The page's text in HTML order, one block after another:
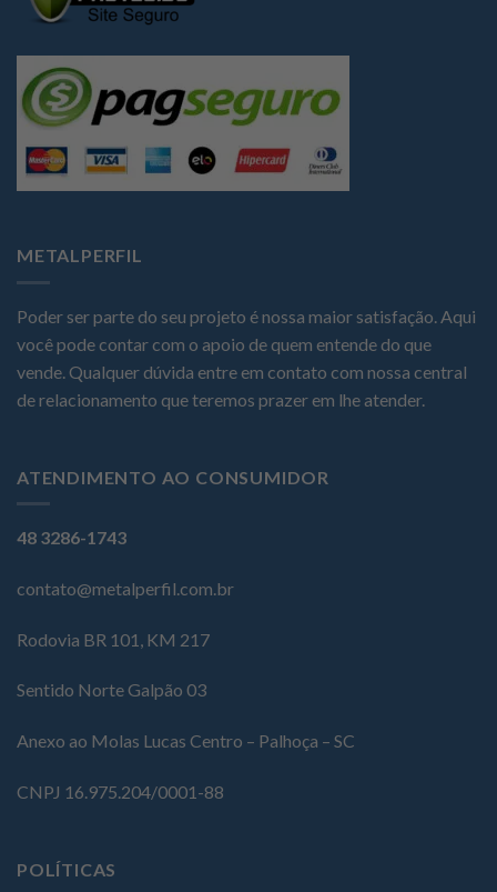
METALPERFIL
Poder ser parte do seu projeto é nossa maior satisfação. Aqui
você pode contar com o apoio de quem entende do que
vende. Qualquer dúvida entre em contato com nossa central
de relacionamento que teremos prazer em lhe atender.
ATENDIMENTO AO CONSUMIDOR
48 3286-1743
contato@metalperfil.com.br
Rodovia BR 101, KM 217
Sentido Norte Galpão 03
Anexo ao Molas Lucas Centro – Palhoça – SC
CNPJ 16.975.204/0001-88
POLÍTICAS